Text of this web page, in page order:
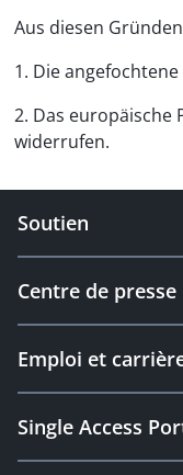
Aus diesen
1. Die
2. Das europäische
widerrufen.
Soutien
Centre de presse
Emploi et
Single Access